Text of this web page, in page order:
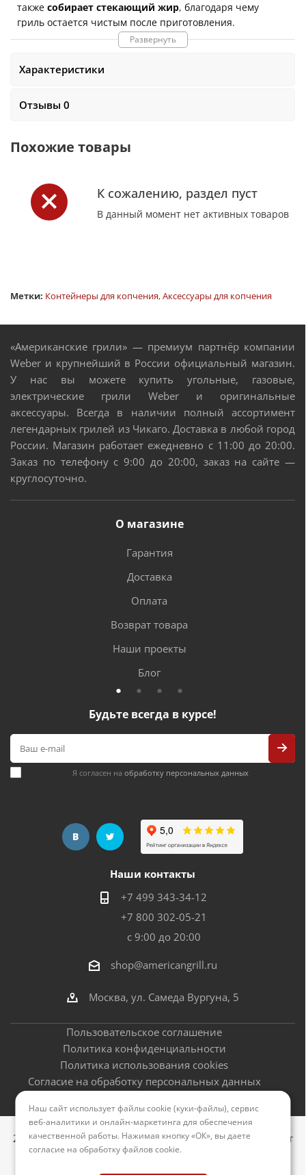
также собирает стекающий жир, благодаря чему
гриль остается чистым после приготовления.
В набор входят каркас и большие алюминиевые
Развернуть
Характеристики
Отзывы 0
Похожие товары
К сожалению, раздел пуст
В данный момент нет активных товаров
Метки: Контейнеры для копчения,Аксессуары для копчения
«Американские грили» — премиум партнёр компании
Weber и крупнейший в России официальный магазин.
У нас вы можете купить угольные, газовые,
электрические грили Weber и оригинальные
аксессуары. Всегда в наличии полный ассортимент
легендарных грилей из Чикаго. Доставка в любой город
России. Магазин работает ежедневно с 11:00 до 20:00.
Заказ по телефону с 9:00 до 20:00, заказ на сайте —
круглосуточно.
О магазине
Гарантия
Доставка
Оплата
Возврат товара
Наши проекты
Блог
Будьте всегда в курсе!
Я согласен на обработку персональных данных
Наши контакты
+7 499 343-34-12
+7 800 302-05-21
с 9:00 до 20:00
shop@americangrill.ru
Москва, ул. Самеда Вургуна, 5
Пользовательское соглашение
Политика конфиденциальности
Политика использования cookies
Согласие на обработку персональных данных
2012–2026 © Американские грили - официальный сайт
Наш сайт использует файлы cookie (куки-файлы), сервис
веб-аналитики и онлайн-маркетинга для обеспечения
качественной работы. Нажимая кнопку «ОК», вы даете
согласие на обработку файлов cookie.